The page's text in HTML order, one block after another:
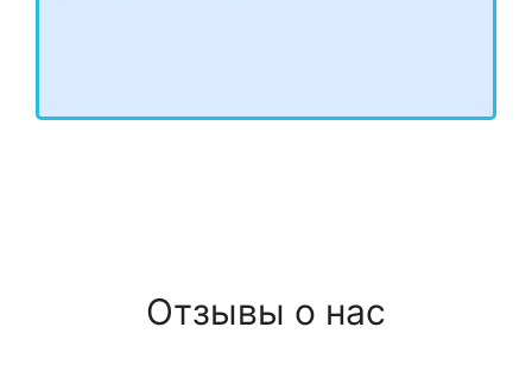
Отзывы о нас